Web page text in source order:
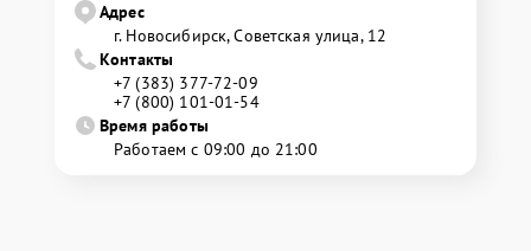
Адрес
г. Новосибирск, Советская улица, 12
Контакты
+7 (383) 377-72-09
+7 (800) 101-01-54
Время работы
Работаем с 09:00 до 21:00